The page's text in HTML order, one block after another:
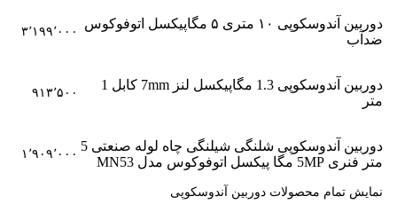
دوربین آندوسکوپی ۱۰ متری ۵ مگاپیکسل اتوفوکوس
ضدآب
۳٬۱۹۹٬۰۰۰
دوربین آندوسکوپی 1.3 مگاپیکسل لنز 7mm کابل 1
متر
۹۱۳٬۵۰۰
دوربین آندوسکوپی شلنگی شیلنگی چاه لوله صنعتی 5
متر فنری 5MP مگا پیکسل اتوفوکوس مدل MN53
۱٬۹۰۹٬۰۰۰
نمایش تمام محصولات دوربین آندوسکوپی